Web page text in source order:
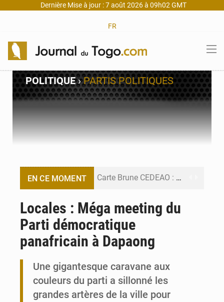
Dernière Mise à jour : 7 août 2026 à 09h02 GMT
FR
POLITIQUE›PARTIS POLITIQUES
EN CE MOMENT Carte Brune CEDEAO : Lomé mise sur la digitalisation des sinistres
Locales : Méga meeting du
Parti démocratique
panafricain à Dapaong
Une gigantesque caravane aux
couleurs du parti a sillonné les
grandes artères de la ville pour